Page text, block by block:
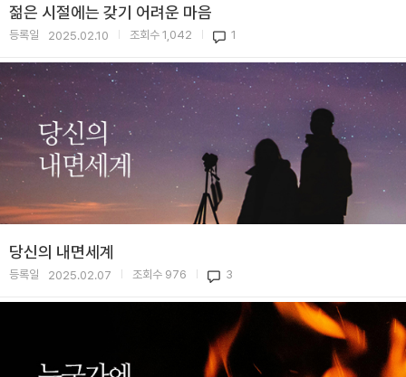
젊은 시절에는 갖기 어려운 마음
등록일 2025.02.10 조회수 1,042 1
당신의 내면세계
등록일 2025.02.07 조회수 976 3